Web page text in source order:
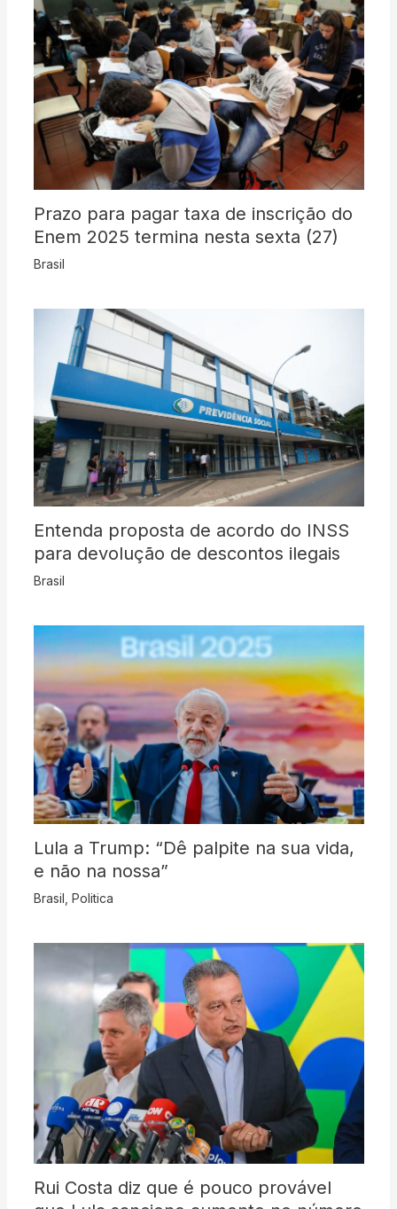
Prazo para pagar taxa de inscrição do
Enem 2025 termina nesta sexta (27)
Brasil
Entenda proposta de acordo do INSS
para devolução de descontos ilegais
Brasil
Lula a Trump: “Dê palpite na sua vida,
e não na nossa”
Brasil Politica
Rui Costa diz que é pouco provável